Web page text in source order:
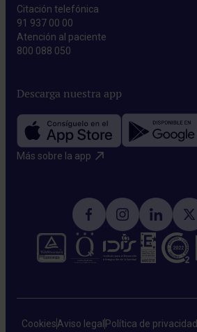
Citación telefónica
91 937 00 00
Atención al paciente
800 088 050
Descarga nuestra app
Más sobre la app​
CookiesAviso legal Política de privacidad